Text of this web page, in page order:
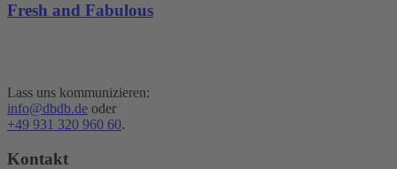
Fresh and Fabulous
Lass uns kommunizieren:
info@dbdb.de oder
+49 931 320 960 60.
Kontakt